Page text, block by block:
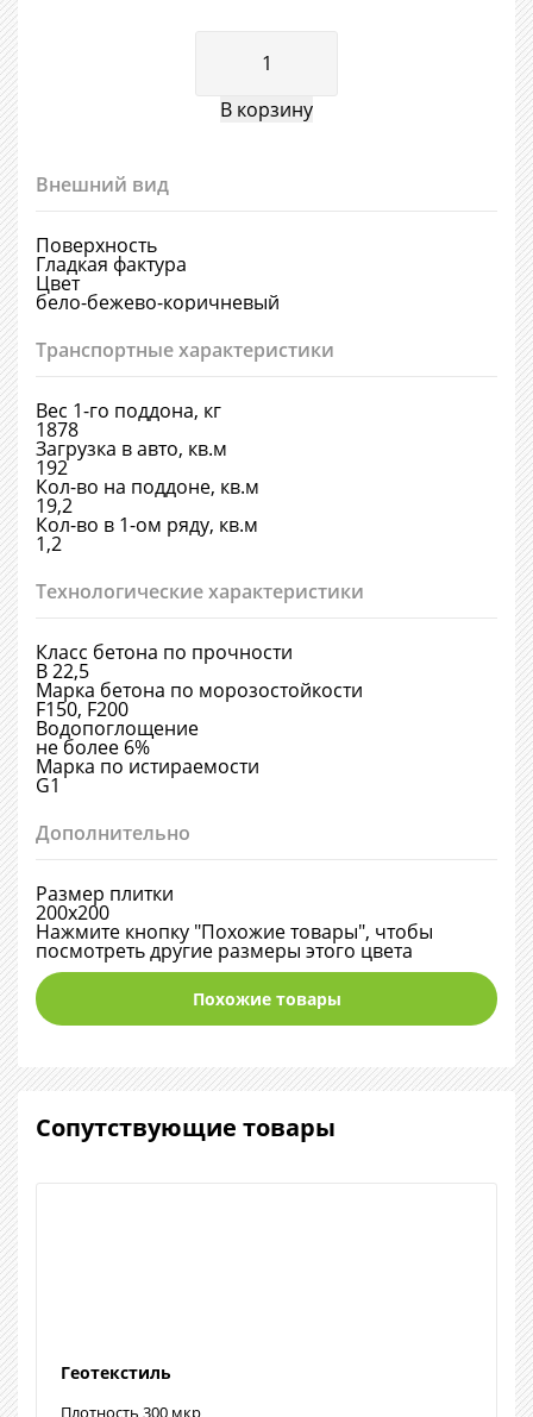
Внешний вид
Поверхность
Гладкая фактура
Цвет
бело-бежево-коричневый
Транспортные характеристики
Вес 1-го поддона, кг
1878
Загрузка в авто, кв.м
192
Кол-во на поддоне, кв.м
19,2
Кол-во в 1-ом ряду, кв.м
1,2
Технологические характеристики
Класс бетона по прочности
В 22,5
Марка бетона по морозостойкости
F150, F200
Водопоглощение
не более 6%
Марка по истираемости
G1
Дополнительно
Размер плитки
200х200
Нажмите кнопку "Похожие товары", чтобы
посмотреть другие размеры этого цвета
Похожие товары
Сопутствующие товары
Геотекстиль
Плотность 300 мкр